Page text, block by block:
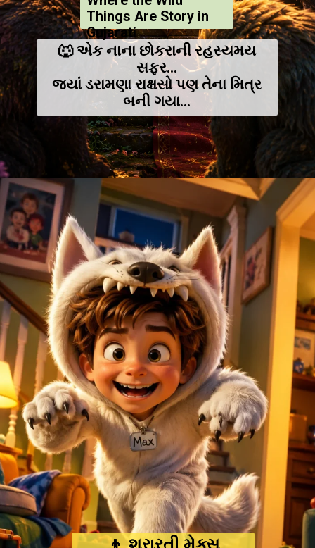
🐺 એક નાના છોકરાની રહસ્યમય
સફર...
જ્યાં ડરામણા રાક્ષસો પણ તેના મિત્ર
બની ગયા...
Things Are Story in
Gujarati